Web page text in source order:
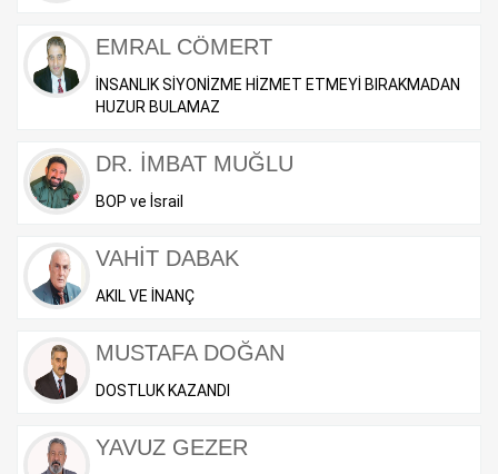
EMRAL CÖMERT
İNSANLIK SİYONİZME HİZMET ETMEYİ BIRAKMADAN
HUZUR BULAMAZ
DR. İMBAT MUĞLU
BOP ve İsrail
VAHİT DABAK
AKIL VE İNANÇ
MUSTAFA DOĞAN
DOSTLUK KAZANDI
YAVUZ GEZER